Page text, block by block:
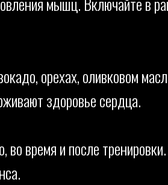
орехах, оливковом
здоровье сердца.
время и после